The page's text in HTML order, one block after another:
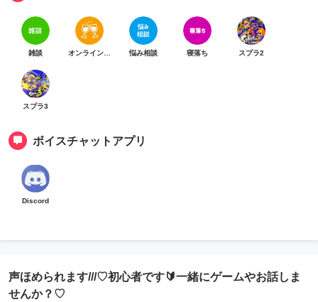
雑談 悩み相談 寝落ち スプラ2
スプラ3
ボイスチャットアプリ
Discord
声ほめられます///♡初心者です🔰一緒にゲームやお話しま
せんか？♡